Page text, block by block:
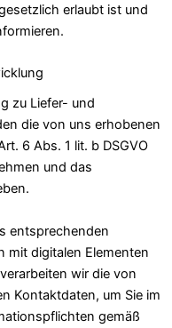
erlaubt ist und
zu Liefer- und
die von uns erhobenen
6 Abs. 1 lit. b DSGVO
und das
entsprechenden
mit digitalen Elementen
wir die von
Kontaktdaten, um Sie im
gemäß